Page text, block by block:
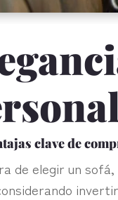
clave de
de elegir un